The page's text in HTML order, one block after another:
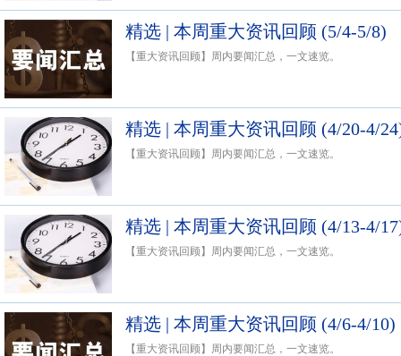
精选 | 本周重大资讯回顾 (5/4-5/8)
【重大资讯回顾】周内要闻汇总，一文速览。
精选 | 本周重大资讯回顾 (4/20-4/
【重大资讯回顾】周内要闻汇总，一文速览。
精选 | 本周重大资讯回顾 (4/13-4/
【重大资讯回顾】周内要闻汇总，一文速览。
精选 | 本周重大资讯回顾 (4/6-4/10)
【重大资讯回顾】周内要闻汇总，一文速览。